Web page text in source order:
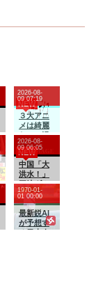
３大アニ
メは綺麗
なのに漫
画の絵が
死ぬほど
下手な漫
画「鬼
滅」「進
撃の巨
人」
NEW
2026-08-
09 07:19
中国「大
洪水！」
三峡ダム
「決壊危
機」台風
13号「三
峡直撃確
NEW
2026-08-
09 06:05
最新鋭AI
が予想す
1970-01-
01 00:00